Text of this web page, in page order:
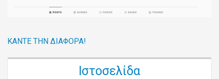
ΚΆΝΤΕ ΤΗΝ ΔΙΑΦΟΡΆ!
Ιστοσελίδα